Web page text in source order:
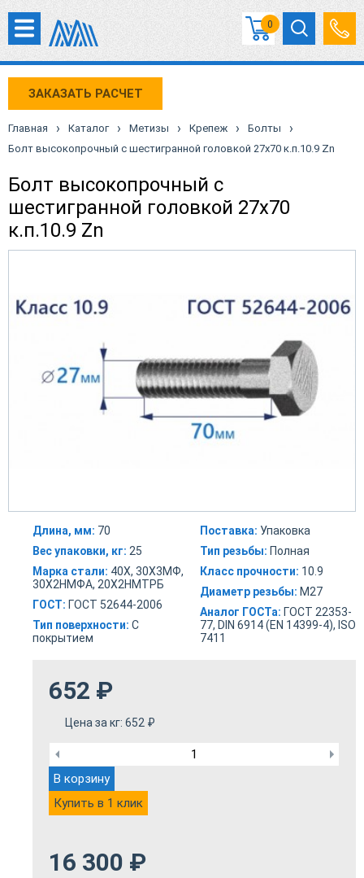
0
ЗАКАЗАТЬ РАСЧЕТ
Главная › Каталог › Метизы › Крепеж › Болты ›
Болт высокопрочный с шестигранной головкой 27х70 к.п.10.9 Zn
Болт высокопрочный с
шестигранной головкой 27х70
к.п.10.9 Zn
Длина, мм: 70
Вес упаковки, кг: 25
Марка стали: 40Х, 30Х3МФ,
30Х2НМФА, 20Х2НМТРБ
ГОСТ: ГОСТ 52644-2006
Тип поверхности: С
покрытием
Поставка: Упаковка
Тип резьбы: Полная
Класс прочности: 10.9
Диаметр резьбы: М27
Аналог ГОСТа: ГОСТ 22353-
77, DIN 6914 (EN 14399-4), ISO
7411
652 ₽
Цена за кг: 652 ₽
В корзину
Купить в 1 клик
16 300 ₽